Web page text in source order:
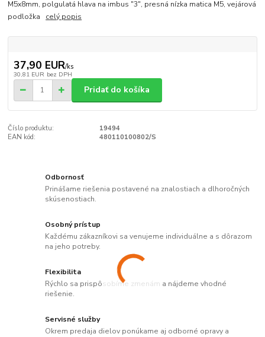
M5x8mm, polgulatá hlava na imbus "3", presná nízka matica M5, vejárová
podložka celý popis
37,90 EUR/ks
30,81 EUR bez DPH
Pridať do košíka
Číslo produktu:
19494
EAN kód:
480110100802/S
Odbornosť
Prinášame riešenia postavené na znalostiach a dlhoročných
skúsenostiach.
Osobný prístup
Každému zákazníkovi sa venujeme individuálne a s dôrazom
na jeho potreby.
Flexibilita
Rýchlo sa prispôsobíme zmenám a nájdeme vhodné
riešenie.
Servisné služby
Okrem predaja dielov ponúkame aj odborné opravy a